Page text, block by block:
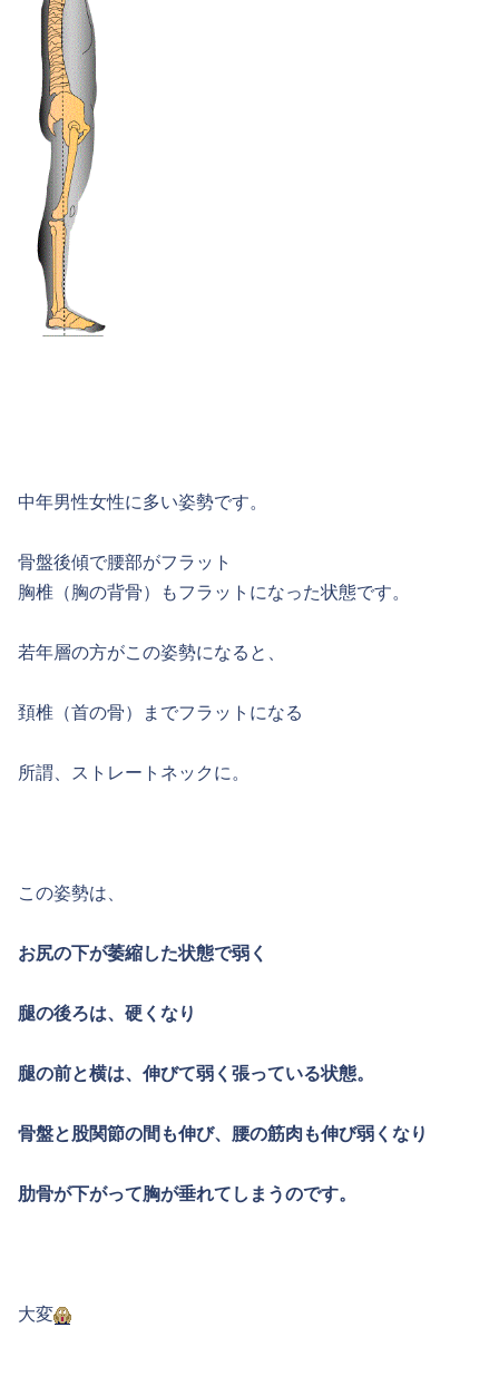
中年男性女性に多い姿勢です。
骨盤後傾で腰部がフラット
胸椎（胸の背骨）もフラットになった状態です。
若年層の方がこの姿勢になると、
頚椎（首の骨）までフラットになる
所謂、ストレートネックに。
この姿勢は、
お尻の下が萎縮した状態で弱く
腿の後ろは、硬くなり
腿の前と横は、伸びて弱く張っている状態。
骨盤と股関節の間も伸び、腰の筋肉も伸び弱くなり
肋骨が下がって胸が垂れてしまうのです。
大変